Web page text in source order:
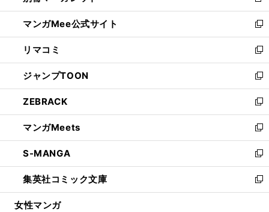
開
く
ン
ド
ウ
で
開
く
ウ
ィ
ン
ド
ウ
で
開
く
し
い
ウ
ィ
ン
ド
ウ
で
開
く
マンガMee公式サイト
新
し
い
ウ
ィ
ン
ド
ウ
で
開
く
リマコミ
新
し
い
ウ
ィ
ン
ド
ウ
で
開
く
ジャンプTOON
新
し
い
ウ
ィ
ン
ド
ウ
で
開
ZEBRACK
新
し
い
ウ
ィ
ン
ド
ウ
マンガMeets
新
し
い
ウ
ィ
ン
S-MANGA
新
し
い
ウ
集英社コミック文庫
新
し
女性マンガ